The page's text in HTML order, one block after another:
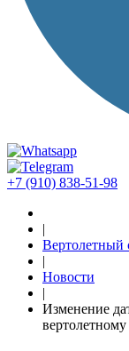
+7 (910) 838-51-98
|
Вертолетный
|
Новости
|
Изменение